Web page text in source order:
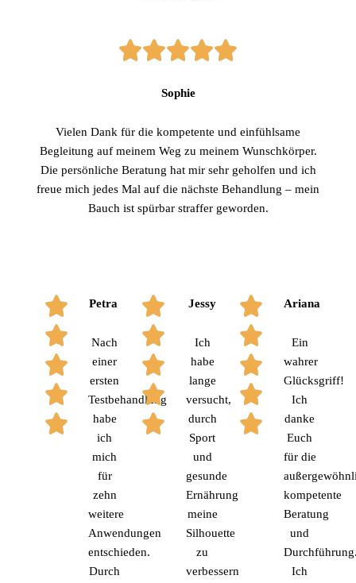
Sophie
Vielen Dank für die kompetente und einfühlsame
Begleitung auf meinem Weg zu meinem Wunschkörper.
Die persönliche Beratung hat mir sehr geholfen und ich
freue mich jedes Mal auf die nächste Behandlung – mein
Bauch ist spürbar straffer geworden.
Petra
Nach
einer
ersten
Testbehandlung
habe
ich
mich
für
zehn
weitere
Anwendungen
entschieden.
Durch
Jessy
Ich
habe
lange
versucht,
durch
Sport
und
gesunde
Ernährung
meine
Silhouette
zu
verbessern
Ariana
Ein
wahrer
Glücksgriff!
Ich
danke
Euch
für die
kompetente
Beratung
und
Ich